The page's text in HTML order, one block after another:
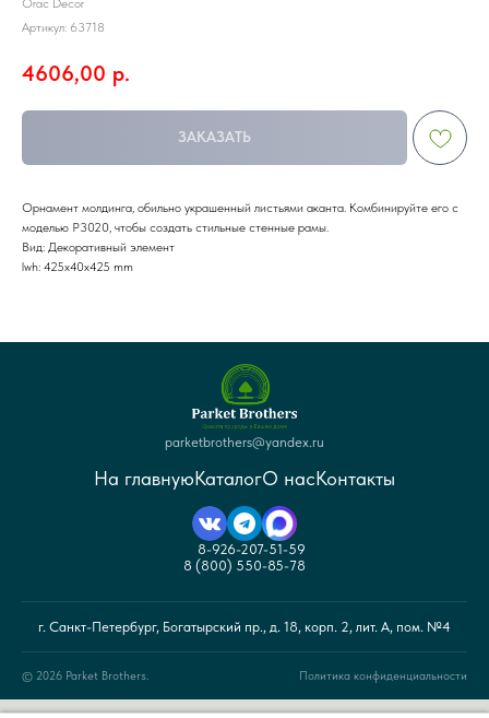
Orac Decor
Артикул: 63718
4606,00 р.
ЗАКАЗАТЬ
Орнамент молдинга, обильно украшенный листьями аканта. Комбинируйте его с
моделью P3020, чтобы создать стильные стенные рамы.
Вид: Декоративный элемент
lwh: 425x40x425 mm
parketbrothers@yandex.ru
На главнуюКаталогО насКонтакты
8-926-207-51-59
8 (800) 550-85-78
г. Санкт-Петербург, Богатырский пр., д. 18, корп. 2, лит. А, пом. №4
© 2026 Parket Brothers. Политика конфиденциальности